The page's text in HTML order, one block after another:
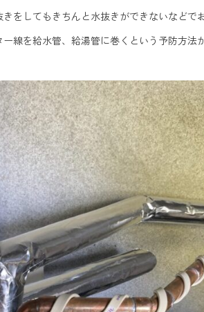
をしてもきちんと水抜きができないなどで
線を給水管、給湯管に巻くという予防方法